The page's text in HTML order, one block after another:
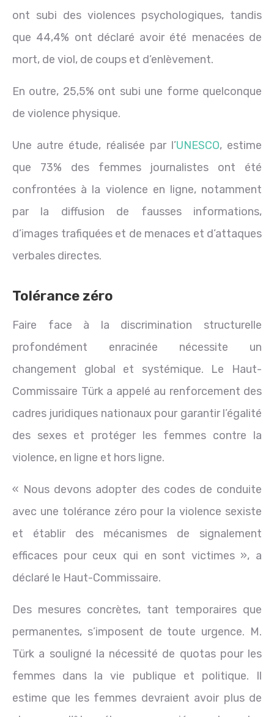
ont subi des violences psychologiques, tandis
que 44,4% ont déclaré avoir été menacées de
mort, de viol, de coups et d’enlèvement.
En outre, 25,5% ont subi une forme quelconque
de violence physique.
Une autre étude, réalisée par l’UNESCO, estime
que 73% des femmes journalistes ont été
confrontées à la violence en ligne, notamment
par la diffusion de fausses informations,
d’images trafiquées et de menaces et d’attaques
verbales directes.
Tolérance zéro
Faire face à la discrimination structurelle
profondément enracinée nécessite un
changement global et systémique. Le Haut-
Commissaire Türk a appelé au renforcement des
cadres juridiques nationaux pour garantir l’égalité
des sexes et protéger les femmes contre la
violence, en ligne et hors ligne.
« Nous devons adopter des codes de conduite
avec une tolérance zéro pour la violence sexiste
et établir des mécanismes de signalement
efficaces pour ceux qui en sont victimes », a
déclaré le Haut-Commissaire.
Des mesures concrètes, tant temporaires que
permanentes, s’imposent de toute urgence. M.
Türk a souligné la nécessité de quotas pour les
femmes dans la vie publique et politique. Il
estime que les femmes devraient avoir plus de